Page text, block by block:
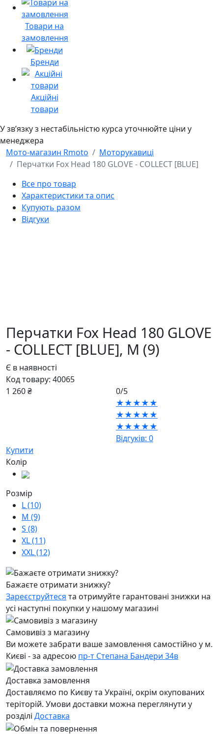
Товари на
замовлення
Бренди
Акційні
товари
У звʼязку з нестабільністю курса уточнюйте ціни у
менеджера
Мото-магазин Rmoto
Моторукавиці
Перчатки Fox Head 180 GLOVE - COLLECT [BLUE]
Все про товар
Характеристики та опис
Купують разом
Відгуки
Перчатки Fox Head 180 GLOVE
- COLLECT [BLUE], M (9)
Є в наявності
Код товару: 40065
1 260 ₴
0/5
★★★★★
★★★★★
★★★★★
Відгуків: 0
Купити
Колір
Розмір
L (10)
M (9)
S (8)
XL (11)
XXL (12)
Бажаєте отримати знижку?
Зареєструйтеся та отримуйте гарантовані знижки на
усі наступні покупки у нашому магазині
Самовивіз з магазину
Ви можете забрати ваше замовлення самостійно у м.
Києві - за адресою пр-т Степана Бандери 34в
Доставка замовлення
Доставляємо по Києву та Україні, окрім окупованих
теріторій. Умови доставки можна переглянути у
розділі Доставка